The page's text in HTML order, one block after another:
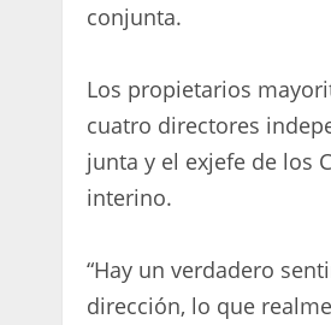
conjunta.
Los propietarios
cuatro directores
junta y el exjefe de los
interino.
“Hay un verdadero
dirección, lo que